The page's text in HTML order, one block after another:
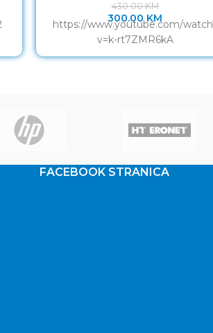
430.00KM
300.00 KM
https://www.youtube.com/
v=k-rt7ZMR6kA
FACEBOOK STRANICA